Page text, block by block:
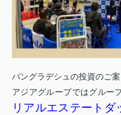
バングラデシュの投資のご案
アジアグループではグルー
リアルエステートダ